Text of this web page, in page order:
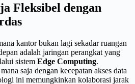
Fleksibel dengan
kantor bukan lagi sekadar ruangan
adalah jaringan perangkat yang
sistem Edge Computing.
saja dengan kecepatan akses data
ini memungkinkan kolaborasi jarak